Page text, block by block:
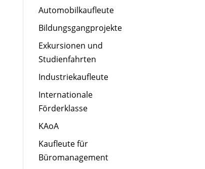
Automobilkaufleute
Bildungsgangprojekte
Exkursionen und
Studienfahrten
Industriekaufleute
Internationale
Förderklasse
KAoA
Kaufleute für
Büromanagement